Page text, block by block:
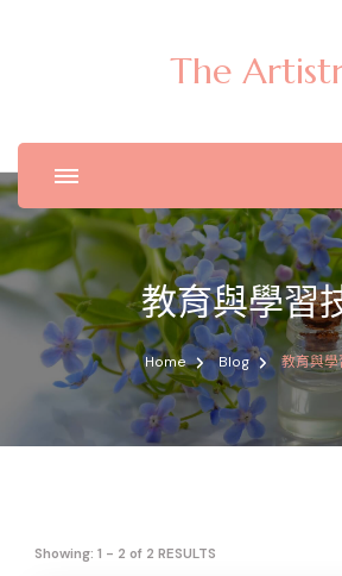
The
教育與學習
Home Blog 教育與學
Showing: 1 - 2 of 2 RESULTS